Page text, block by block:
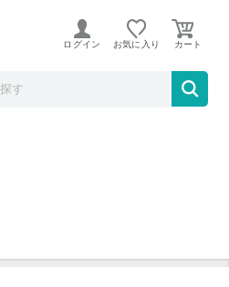
ます。
ログイン お気に入り
EMSフットローラ